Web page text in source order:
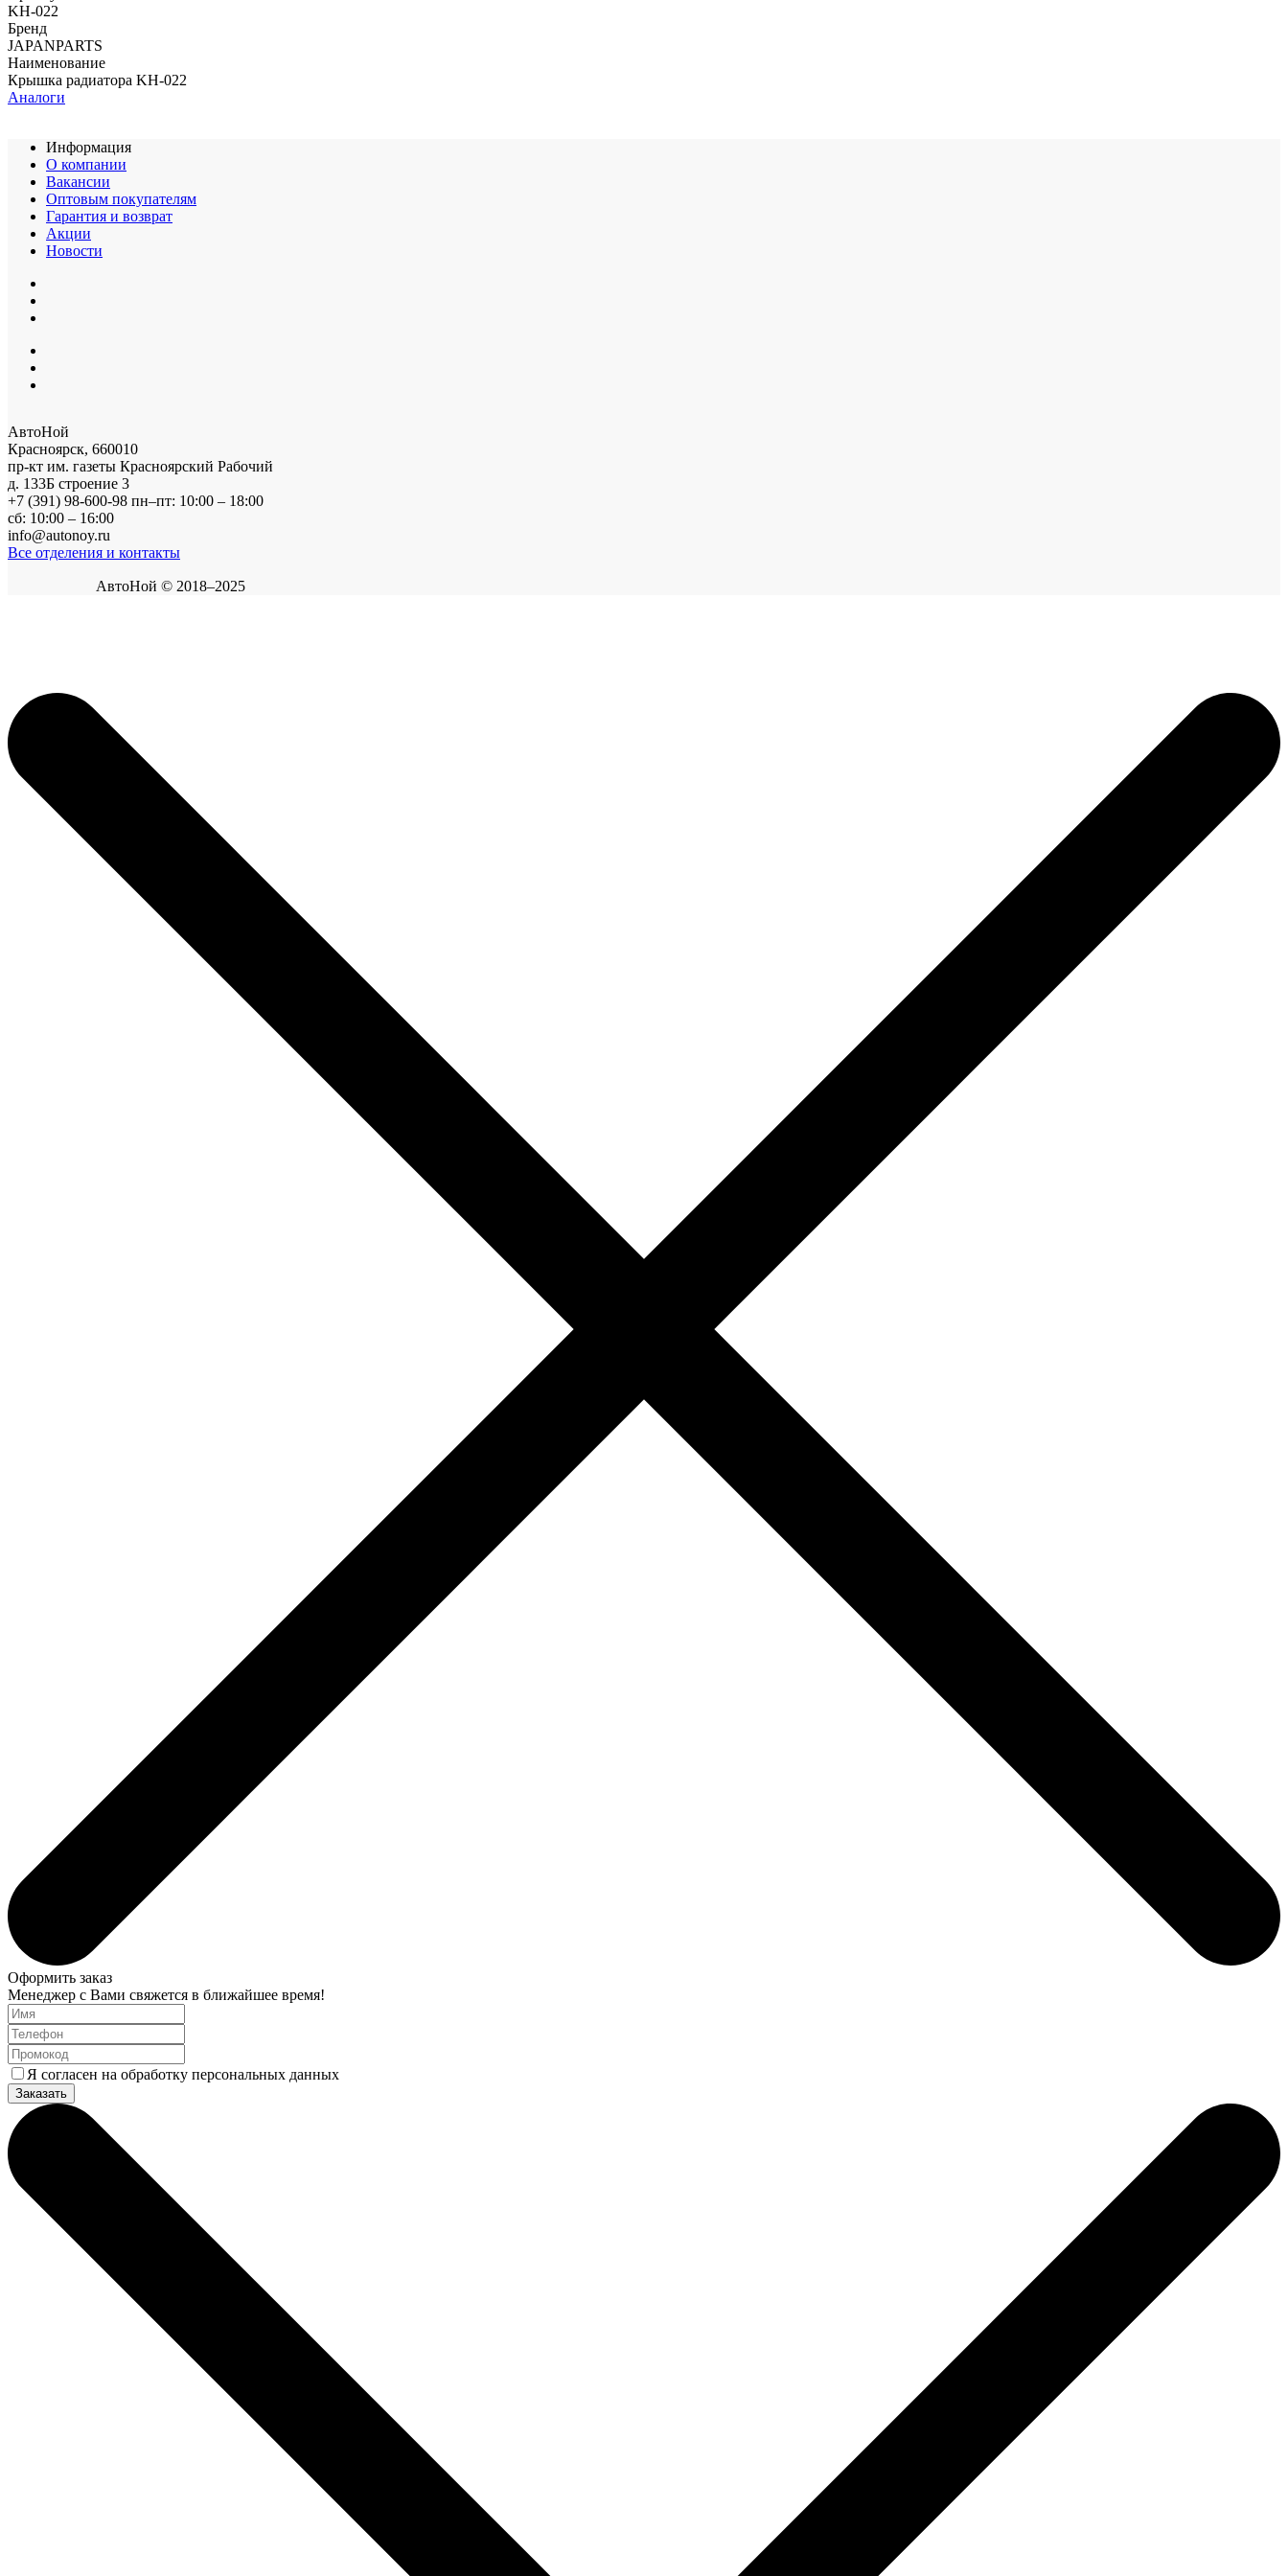
KH-022
Бренд
JAPANPARTS
Наименование
Крышка радиатора KH-022
Аналоги
Информация
О компании
Вакансии
Оптовым покупателям
Гарантия и возврат
Акции
Новости
АвтоНой
Красноярск, 660010
пр-кт им. газеты Красноярский Рабочий
д. 133Б строение 3
+7 (391) 98-600-98 пн–пт: 10:00 – 18:00
сб: 10:00 – 16:00
info@autonoy.ru
Все отделения и контакты
АвтоНой © 2018–2025
Оформить заказ
Менеджер с Вами свяжется в ближайшее время!
Я согласен на обработку персональных данных
Заказать